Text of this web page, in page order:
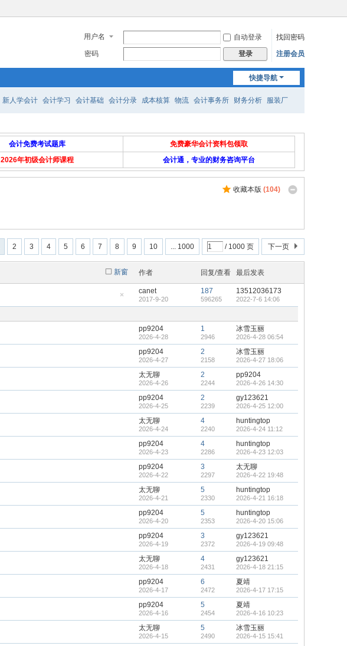
用户名 自动登录
找回密码
密码
登录 注册会员
快捷导航
新人学会计 会计学习 会计基础 会计分录 成本核算 物流 会计事务所 财务分析 服装厂
会计免费考试题库
免费豪华会计资料包领取
2026年初级会计师课程 会计通，专业的财务咨询平台
收藏本版 (104)
2 3 4 5 6 7 8 9 10 ... 1000 / 1000 页 下一页
新窗 作者 回复/查看 最后发表
藏
顶
canet
2017-9-20
187
596265
13512036173
2022-7-6 14:06
pp9204
2026-4-28
1
2946
冰雪玉丽
2026-4-28 06:54
pp9204
2026-4-27
2
2158
冰雪玉丽
2026-4-27 18:06
太无聊
2026-4-26
2
2244
pp9204
2026-4-26 14:30
pp9204
2026-4-25
2
2239
gy123621
2026-4-25 12:00
太无聊
2026-4-24
4
2240
huntingtop
2026-4-24 11:12
pp9204
2026-4-23
4
2286
huntingtop
2026-4-23 12:03
pp9204
2026-4-22
3
2297
太无聊
2026-4-22 19:48
太无聊
2026-4-21
5
2330
huntingtop
2026-4-21 16:18
pp9204
2026-4-20
5
2353
huntingtop
2026-4-20 15:06
pp9204
2026-4-19
3
2372
gy123621
2026-4-19 09:48
太无聊
2026-4-18
4
2431
gy123621
2026-4-18 21:15
pp9204
2026-4-17
6
2472
夏靖
2026-4-17 17:15
pp9204
2026-4-16
5
2454
夏靖
2026-4-16 10:23
太无聊
2026-4-15
5
2490
冰雪玉丽
2026-4-15 15:41